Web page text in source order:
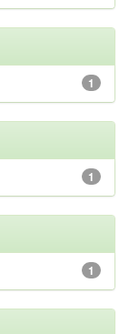
1
1
1